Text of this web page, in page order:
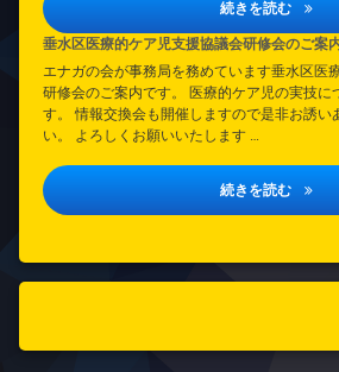
続きを読む 認知
垂水区医療的ケア児支援協議会研修会のご案
エナガの会が事務局を務めています垂水区医
研修会のご案内です。 医療的ケア児の実技に
す。 情報交換会も開催しますので是非お誘い
い。 よろしくお願いいたします …
続きを読む 垂水